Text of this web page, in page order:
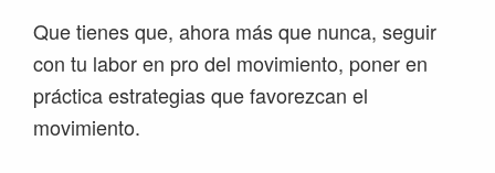
Que tienes que, ahora más que nunca, seguir
con tu labor en pro del movimiento, poner en
práctica estrategias que favorezcan el
movimiento.